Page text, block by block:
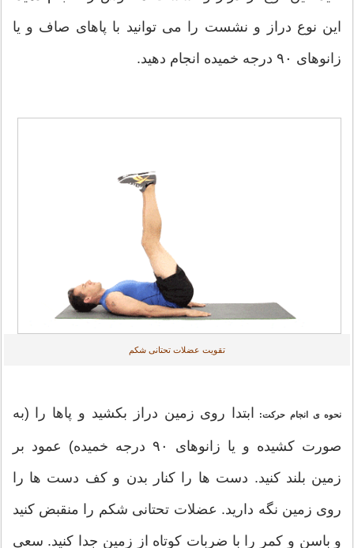
این نوع دراز و نشست را می توانید با پاهای صاف و یا
زانوهای ۹۰ درجه خمیده انجام دهید.
تقویت عضلات تحتانی شکم
نحوه ی انجام حرکت: ابتدا روی زمین دراز بکشید و پاها را (به
صورت کشیده و یا زانوهای ۹۰ درجه خمیده) عمود بر
زمین بلند کنید. دست ها را کنار بدن و کف دست ها را
روی زمین نگه دارید. عضلات تحتانی شکم را منقبض کنید
و باسن و کمر را با ضربات کوتاه از زمین جدا کنید. سعی